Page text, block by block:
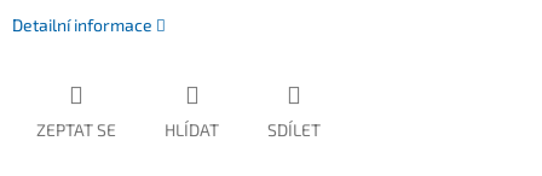
Detailní informace
ZEPTAT SE HLÍDAT SDÍLET